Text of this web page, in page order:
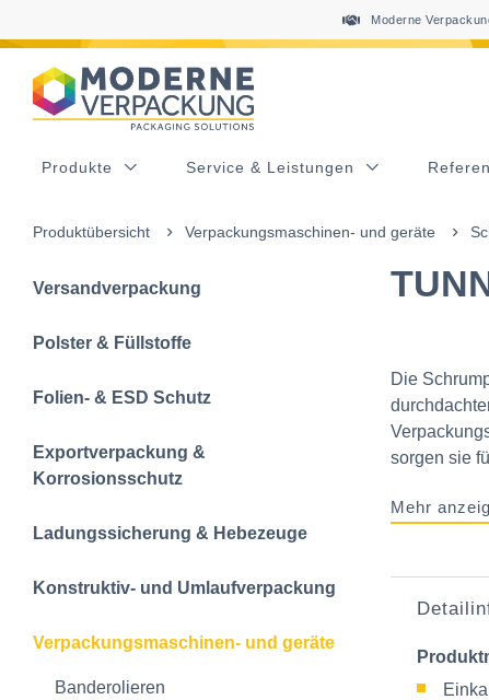
Moderne
Produkte Service & Leistungen
Produktübersicht Verpackungsmaschinen- und geräte
Versandverpackung
Polster & Füllstoffe
Folien- & ESD Schutz
Exportverpackung &
Korrosionsschutz
Ladungssicherung & Hebezeuge
Konstruktiv- und Umlaufverpackung
Verpackungsmaschinen- und geräte
Banderolieren
Die
sorgen sie
Mehr